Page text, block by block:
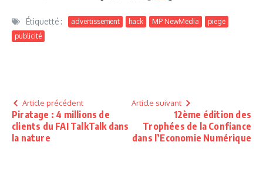
Étiquetté : advertissement hack MP NewMedia
piege
publicité
Article précédent
Piratage : 4 millions de
clients du FAI TalkTalk dans
la nature
Article suivant
12ème édition des
Trophées de la Confiance
dans l’Economie Numérique